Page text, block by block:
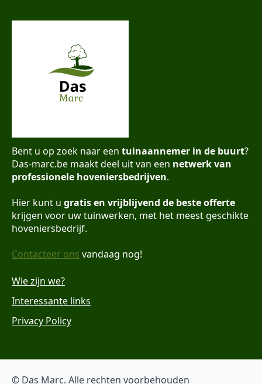
Bent u op zoek naar een tuinaannemer in de buurt?
Das-marc.be maakt deel uit van een netwerk van
professionele hoveniersbedrijven.
Hier kunt u gratis en vrijblijvend de beste offerte
krijgen voor uw tuinwerken, met het meest geschikte
hoveniersbedrijf.
Contacteer ons vandaag nog!
Wie zijn we?
Interessante links
Privacy Policy
© Das Marc. Alle rechten voorbehouden